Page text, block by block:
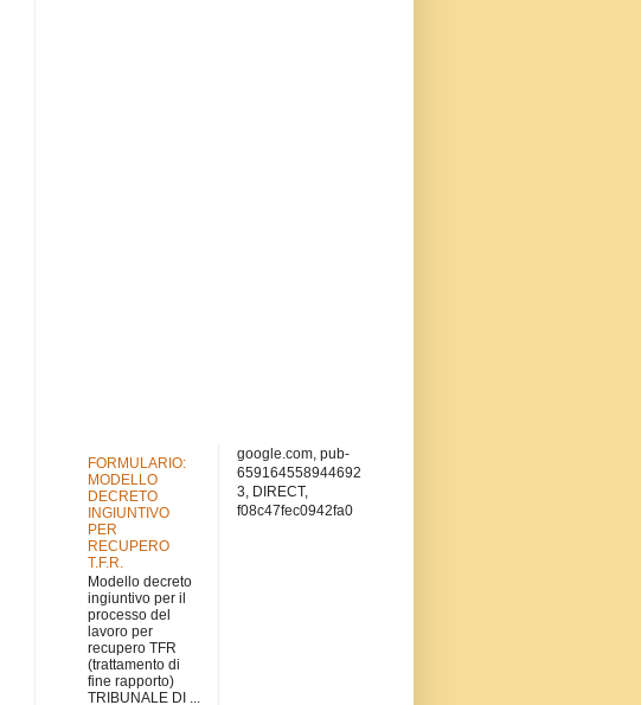
FORMULARIO:
MODELLO
DECRETO
INGIUNTIVO
PER
RECUPERO
T.F.R.
Modello decreto
ingiuntivo per il
processo del
lavoro per
recupero TFR
(trattamento di
fine rapporto)
TRIBUNALE DI ...
google.com, pub-
659164558944692
3, DIRECT,
f08c47fec0942fa0